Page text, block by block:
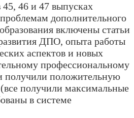
46 и 47 выпусках
дополнительного
включены статьи
ДПО, опыта работы
аспектов и новых
профессиональному
получили положительную
получили максимальные
в системе